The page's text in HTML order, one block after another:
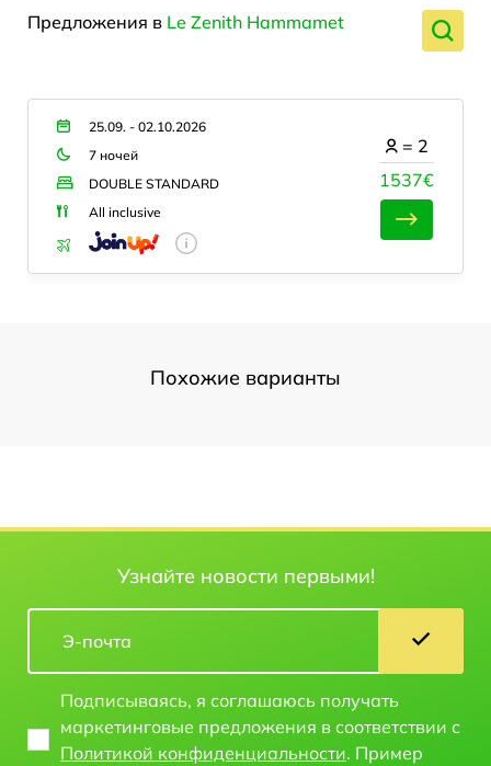
Предложения в Le Zenith Hammamet
25.09. - 02.10.2026
7 ночей
DOUBLE STANDARD
All inclusive
1537€
= 2
Похожие варианты
Узнайте новости первыми!
Подписываясь, я соглашаюсь получать
маркетинговые предложения в соответствии с
Политикой конфиденциальности. Пример